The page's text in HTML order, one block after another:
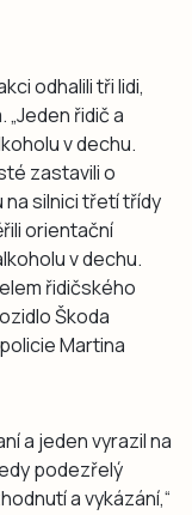
odhalili tři lidi,
řidič a
v dechu.
zastavili o
na silnici třetí třídy
orientační
v dechu.
řidičského
Škoda
Martina
a jeden vyrazil na
podezřelý
a vykázání,“